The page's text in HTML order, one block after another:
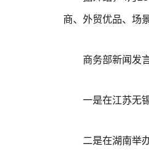
商、外贸优品、场
商务部新闻发言
一是在江苏无锡
二是在湖南举办